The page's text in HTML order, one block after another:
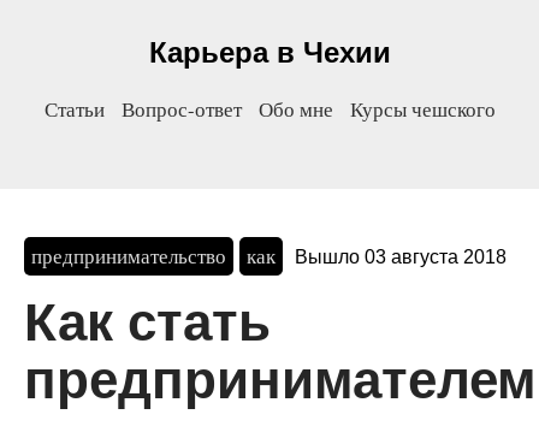
Карьера в Чехии
Статьи Вопрос-ответ Обо мне Курсы чешского
предпринимательство как Вышло 03 августа 2018
Как стать
предпринимателем